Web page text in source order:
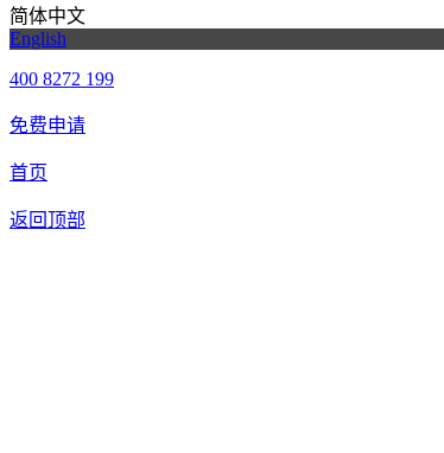
简体中文
English
400 8272 199
免费申请
首页
返回顶部